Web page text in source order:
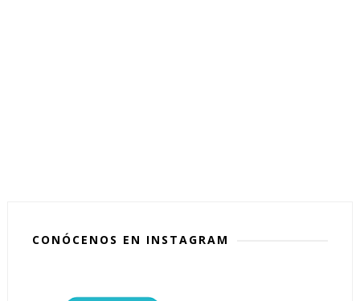
CONÓCENOS EN INSTAGRAM